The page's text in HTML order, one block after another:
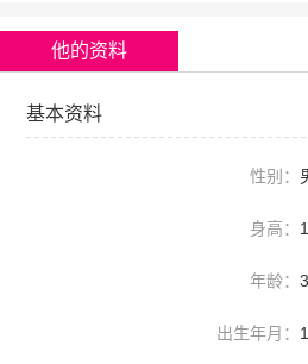
他的资料
基本资料
性别：
身高：
年龄：
出生年月：